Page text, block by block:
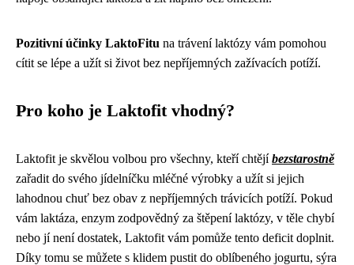
Pozitivní účinky LaktoFitu na trávení laktózy vám pomohou
cítit se lépe a užít si život bez nepříjemných zažívacích potíží.
Pro koho je Laktofit vhodný?
Laktofit je skvělou volbou pro všechny, kteří chtějíbezstarostně
zařadit do svého jídelníčku mléčné výrobky a užít si jejich
lahodnou chuť bez obav z nepříjemných trávicích potíží. Pokud
vám laktáza, enzym zodpovědný za štěpení laktózy, v těle chybí
nebo jí není dostatek, Laktofit vám pomůže tento deficit doplnit.
Díky tomu se můžete s klidem pustit do oblíbeného jogurtu, sýra